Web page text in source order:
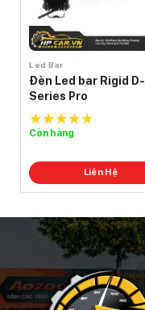
Led Bar
Đèn Led bar Rigid D-
Series Pro
5.0out of
Còn hàng
Liên Hệ